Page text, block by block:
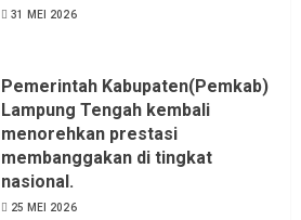
31 MEI 2026
Pemerintah Kabupaten(Pemkab)
Lampung Tengah kembali
menorehkan prestasi
membanggakan di tingkat
nasional.
25 MEI 2026